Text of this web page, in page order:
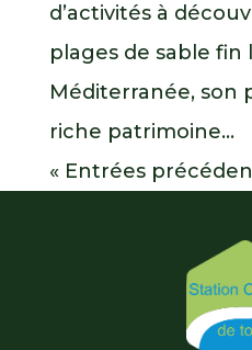
d’activités à
plages de sable fin
Méditerranée, son
riche patrimoine...
« Entrées